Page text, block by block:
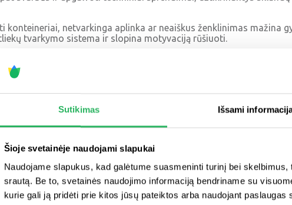
Sutikimas Išsami
Šioje svetainėje naudojami slapukai
Naudojame slapukus, kad galėtume suasmeninti turinį bei
srautą. Be to, svetainės naudojimo informaciją bendriname su
kurie gali ją pridėti prie kitos jūsų pateiktos arba naudojant paslaugas
konteineriai, netvarkinga aplinka ar neaiškus ženklinimas mažina
tvarkymo sistema ir slopina motyvaciją rūšiuoti.
atliekų tvarkymo sistemos dalies, atsakomybė – ne tik reaguoti į
reiškia nuoseklų darbą: nuo gyventojų pranešimų vertinimo iki
ir infrastruktūros gerinimo.
konteinerių aikštelė nėra vien techninis sprendimas. Tai žmonėms
leidžia rūšiuoti be kliūčių ir skatina aktyvesnį gyventojų